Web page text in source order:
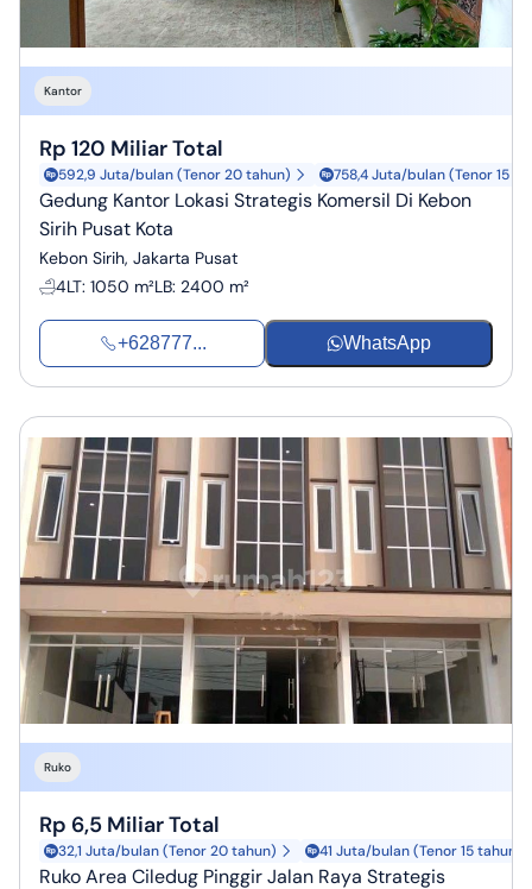
Kantor
Rp 120 Miliar Total
592,9 Juta/bulan (Tenor 20 tahun) 758,4 Juta/bulan (Tenor 15
Gedung Kantor Lokasi Strategis Komersil Di Kebon
Sirih Pusat Kota
Kebon Sirih, Jakarta Pusat
4LT: 1050 m²LB: 2400 m²
+628777... WhatsApp
Ruko
Rp 6,5 Miliar Total
32,1 Juta/bulan (Tenor 20 tahun) 41 Juta/bulan (Tenor 15 tahun)
Ruko Area Ciledug Pinggir Jalan Raya Strategis